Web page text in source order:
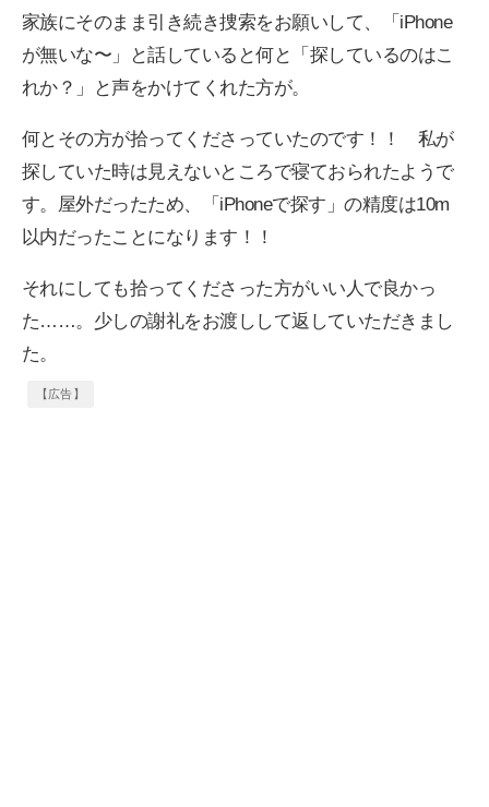
家族にそのまま引き続き捜索をお願いして、「iPhone
が無いな〜」と話していると何と「探しているのはこ
れか？」と声をかけてくれた方が。
何とその方が拾ってくださっていたのです！！ 私が
探していた時は見えないところで寝ておられたようで
す。屋外だったため、「iPhoneで探す」の精度は10m
以内だったことになります！！
それにしても拾ってくださった方がいい人で良かっ
た……。少しの謝礼をお渡しして返していただきまし
た。
【広告】